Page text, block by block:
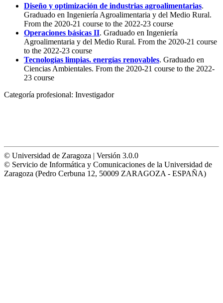
Diseño y optimización de industrias agroalimentarias.
Graduado en Ingeniería Agroalimentaria y del Medio Rural.
From the 2020-21 course to the 2022-23 course
Operaciones básicas II. Graduado en Ingeniería
Agroalimentaria y del Medio Rural. From the 2020-21 course
to the 2022-23 course
Tecnologías limpias. energías renovables. Graduado en
Ciencias Ambientales. From the 2020-21 course to the 2022-
23 course
Categoría profesional: Investigador
© Universidad de Zaragoza | Versión 3.0.0
© Servicio de Informática y Comunicaciones de la Universidad de
Zaragoza (Pedro Cerbuna 12, 50009 ZARAGOZA - ESPAÑA)